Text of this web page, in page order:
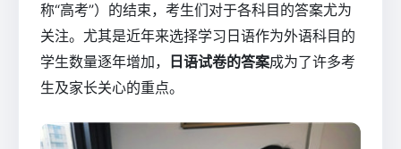
称“高考”）的结束，考生们对于各科目的答案尤为
关注。尤其是近年来选择学习日语作为外语科目的
学生数量逐年增加，
日语试卷的答案成为了许多考
生及家长关心的重点。